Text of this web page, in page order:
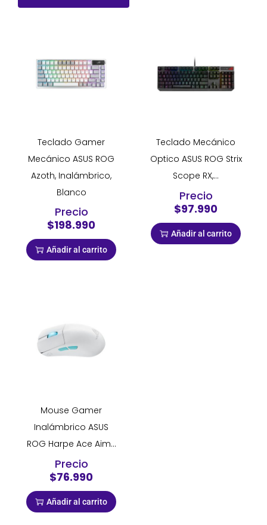
Teclado Gamer
Mecánico ASUS ROG
Azoth, Inalámbrico,
Blanco
Precio
$198.990
Añadir al carrito
Teclado Mecánico
Optico ASUS ROG Strix
Scope RX,...
Precio
$97.990
Añadir al carrito
Mouse Gamer
Inalámbrico ASUS
ROG Harpe Ace Aim...
Precio
$76.990
Añadir al carrito